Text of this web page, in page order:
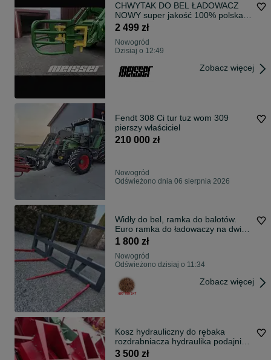
CHWYTAK DO BEL ŁADOWACZ
NOWY super jakość 100% polska
produkcja
2 499 zł
Nowogród
Dzisiaj o 12:49
Zobacz więcej
Fendt 308 Ci tur tuz wom 309
pierszy właściciel
210 000 zł
Nowogród
Odświeżono dnia 06 sierpnia 2026
Widły do bel, ramka do balotów.
Euro ramka do ładowaczy na dwie
bele
1 800 zł
Nowogród
Odświeżono dzisiaj o 11:34
Zobacz więcej
Kosz hydrauliczny do rębaka
rozdrabniacza hydraulika podajnik
DOWÓZ
3 500 zł